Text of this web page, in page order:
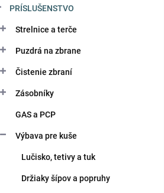
PRÍSLUŠENSTVO
Strelnice a terče
Puzdrá na zbrane
Čistenie zbraní
Zásobníky
GAS a PCP
Výbava pre kuše
Lučisko, tetivy a tuk
Držiaky šípov a popruhy